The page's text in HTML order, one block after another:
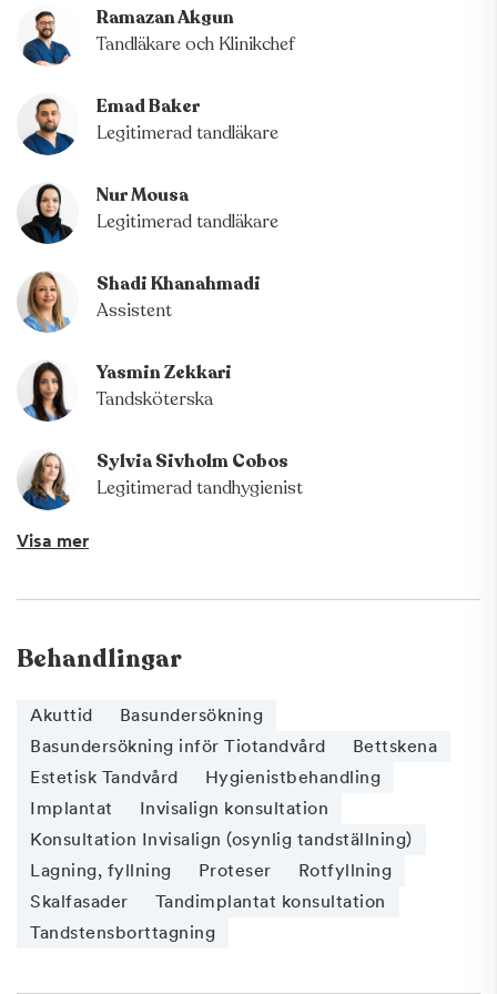
känns rätt för dig.
Flexibla betalningsmöjligheter
För att göra tandvård mer tillgänglig samarbetar vi med
Resurs Bank, Svea Bank och Medical finance. Det ger dig
som passar din ekonomi.
Varmt välkommen till oss på Tuve Tandvård. Vi ligger på
Gunnestorpsvägen 109. Parkering finns utanför, och till
oss går 17 bussen direkt (Kliniken ligger 10m från
hållplatsen Brunnehagen).
Ramazan Akgun
Tandläkare och Klinikchef
Emad Baker
Legitimerad tandläkare
Nur Mousa
Legitimerad tandläkare
Shadi Khanahmadi
Assistent
Yasmin Zekkari
Tandsköterska
Sylvia Sivholm Cobos
Legitimerad tandhygienist
Visa mer
Behandlingar
Akuttid
Basundersökning
Basundersökning inför Tiotandvård
Bettskena
Estetisk Tandvård
Hygienistbehandling
Implantat
Invisalign konsultation
Konsultation Invisalign (osynlig tandställning)
Lagning, fyllning
Proteser
Rotfyllning
Skalfasader
Tandimplantat konsultation
Tandstensborttagning